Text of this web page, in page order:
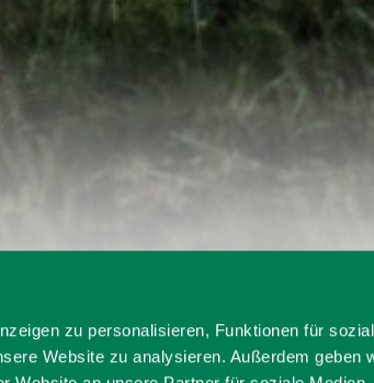
zu personalisieren, Funktionen für
Website zu analysieren. Außerdem geben